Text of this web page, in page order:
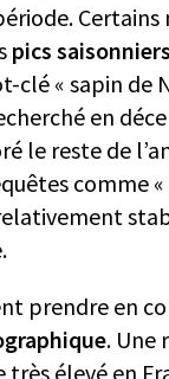
Certains
pics saisonniers
clé « sapin de
en
le reste de
comme
prendre en
. Une
très élevé en